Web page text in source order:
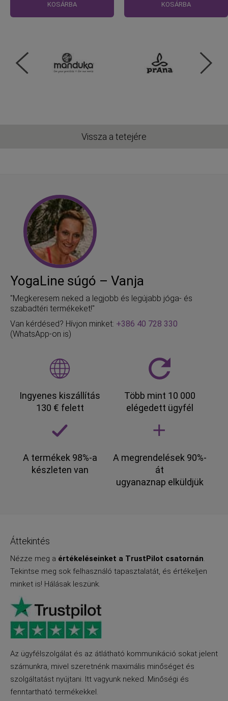
KOSÁRBA KOSÁRBA
Vissza a tetejére
YogaLine súgó – Vanja
"Megkeresem neked a legjobb és legújabb jóga- és
szabadtéri termékeket!"
Van kérdésed? Hívjon minket: +386 40 728 330
(WhatsApp-on is)
Ingyenes kiszállítás
130 € felett
Több mint 10 000
elégedett ügyfél
A termékek 98%-a
készleten van
A megrendelések 90%-
át
ugyanaznap elküldjük
Áttekintés
Nézze meg a értékeléseinket a TrustPilot csatornán.
Tekintse meg sok felhasználó tapasztalatát, és értékeljen
minket is! Hálásak leszünk.
Az ügyfélszolgálat és az átlátható kommunikáció sokat jelent
számunkra, mivel szeretnénk maximális minőséget és
szolgáltatást nyújtani. Itt vagyunk neked. Minőségi és
fenntartható termékekkel.